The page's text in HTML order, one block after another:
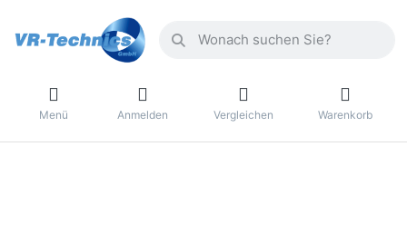
Menü Anmelden Vergleichen Warenkorb